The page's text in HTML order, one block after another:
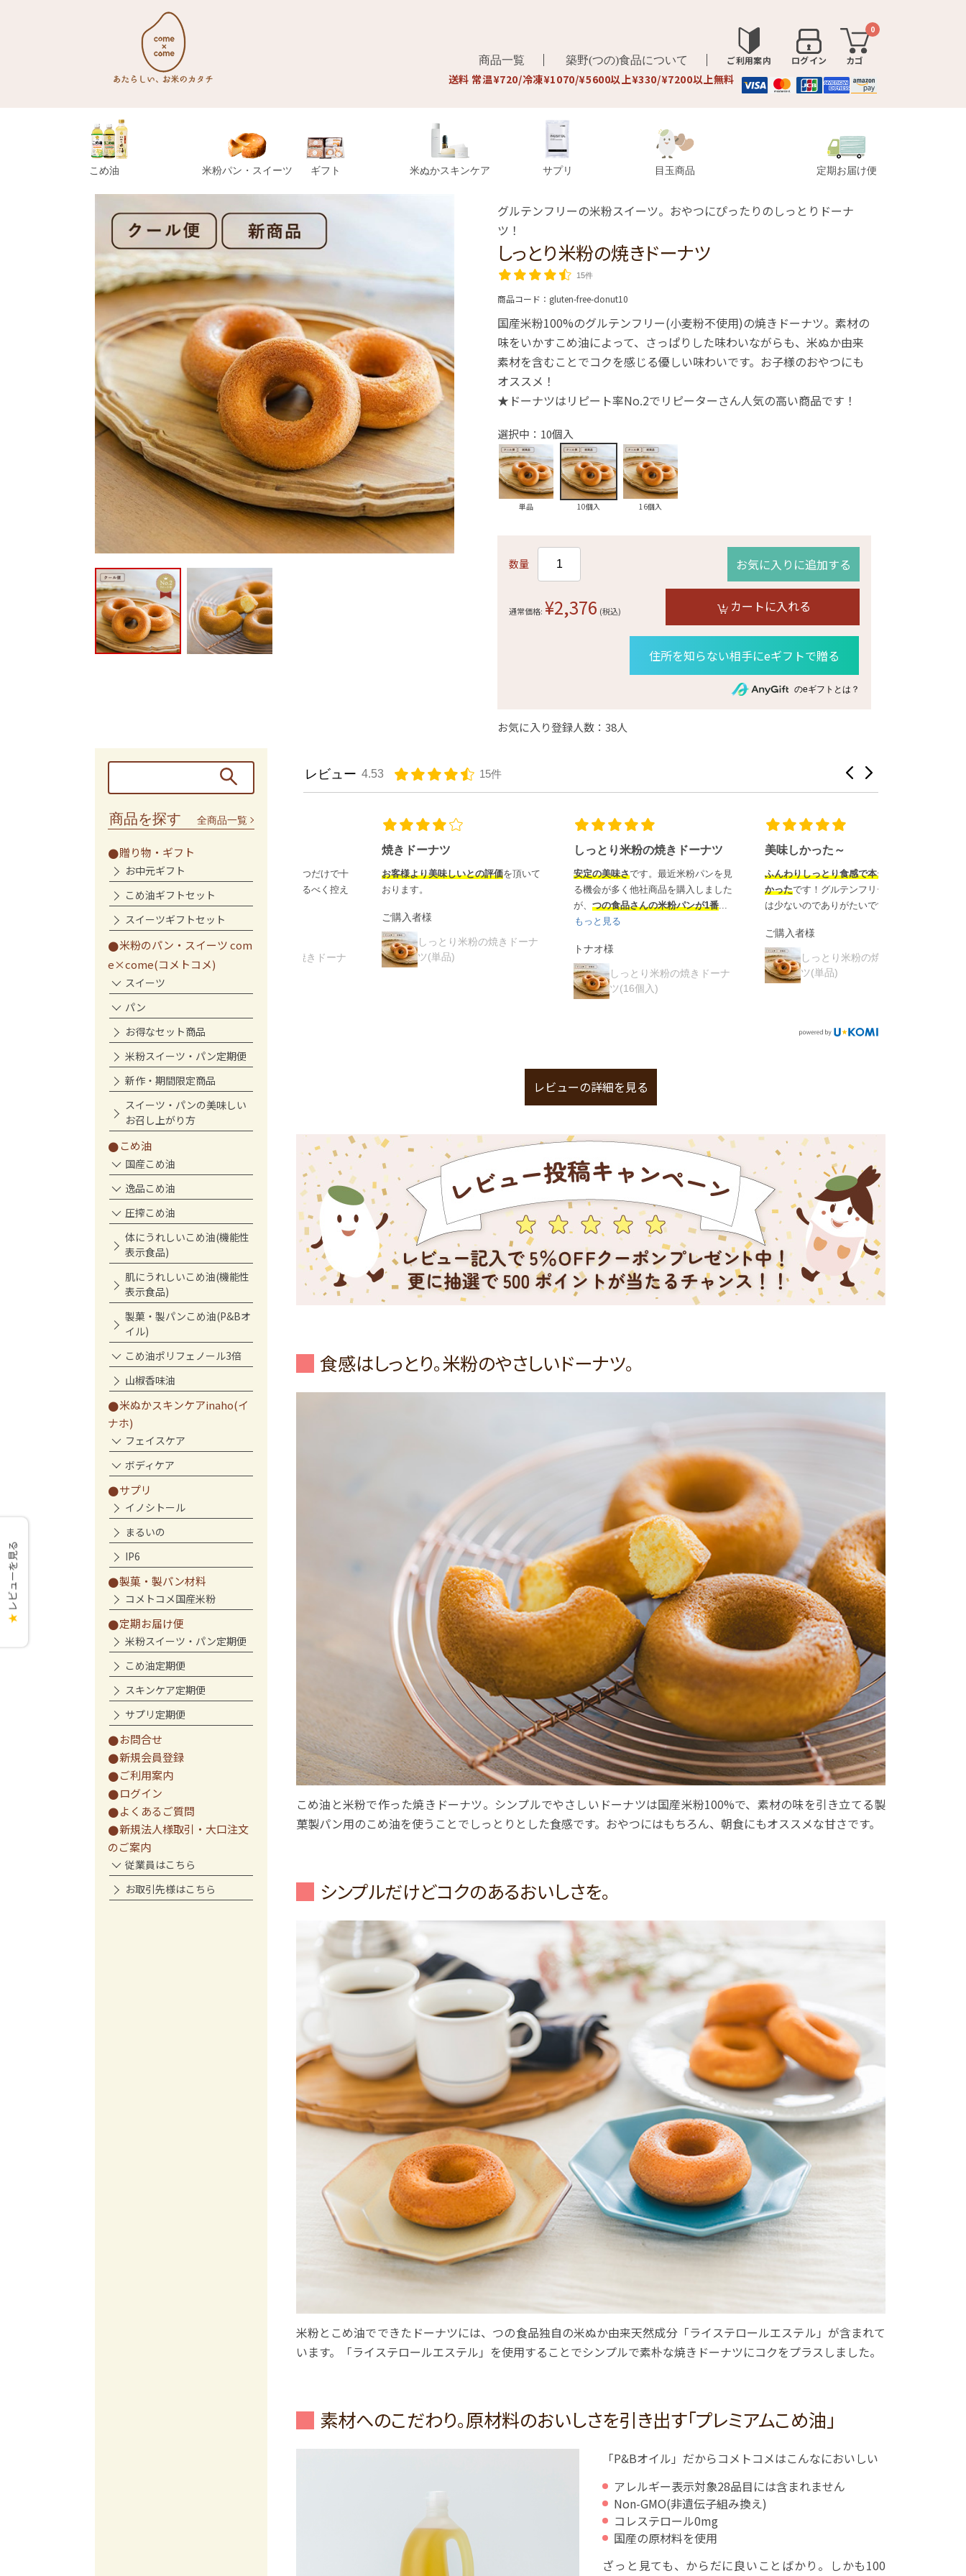
商品一覧 築野(つの)食品について ご利用案内 ログイン カゴ
0
送料 常温¥720/冷凍¥1070/¥5600以上¥330/¥7200以上無料
こめ油 米粉パン・スイーツ ギフト 米ぬかスキンケア サプリ 目玉商品 定期お届け便
グルテンフリーの米粉スイーツ。おやつにぴったりのしっとりドーナ
ツ！
しっとり米粉の焼きドーナツ
15件
商品コード： gluten-free-donut10
国産米粉100%のグルテンフリー(小麦粉不使用)の焼きドーナツ。素材の
味をいかすこめ油によって、さっぱりした味わいながらも、米ぬか由来
素材を含むことでコクを感じる優しい味わいです。お子様のおやつにも
オススメ！
★ドーナツはリピート率No.2でリピーターさん人気の高い商品です！
選択中：10個入
単品 10個入 16個入
数量 お気に入りに追加する
通常価格: ¥2,376 (税込) カートに入れる
住所を知らない相手にeギフトで贈る
のeギフトとは？
お気に入り登録人数：38人
商品を探す 全商品一覧
贈り物・ギフト
お中元ギフト
こめ油ギフトセット
スイーツギフトセット
米粉のパン・スイーツ com
e×come(コメトコメ)
スイーツ
パン
お得なセット商品
米粉スイーツ・パン定期便
新作・期間限定商品
スイーツ・パンの美味しい
お召し上がり方
こめ油
国産こめ油
逸品こめ油
圧搾こめ油
体にうれしいこめ油(機能性
表示食品)
肌にうれしいこめ油(機能性
表示食品)
製菓・製パンこめ油(P&Bオ
イル)
こめ油ポリフェノール3倍
山椒香味油
米ぬかスキンケアinaho(イ
ナホ)
フェイスケア
ボディケア
サプリ
イノシトール
まるいの
IP6
製菓・製パン材料
コメトコメ国産米粉
定期お届け便
米粉スイーツ・パン定期便
こめ油定期便
スキンケア定期便
サプリ定期便
お問合せ
新規会員登録
ご利用案内
ログイン
よくあるご質問
新規法人様取引・大口注文
のご案内
従業員はこちら
お取引先様はこちら
レビュー 4.53 15件
砂糖が…
美味しい！ですが、はちみつだけで十
分です。砂糖入り菓子はなるべく控え
てますので…今後に期待。
ご購入者様
ツ(単品)
焼きドーナツ
お客様より美味しいとの評価を頂いて
おります。
しっとり米粉の焼きドーナ
ツ(単品)
しっとり米粉の焼きドーナツ
安定の美味さ
です。最近米粉パンを見
る機会が多く他社商品を購入しました
つの食品さんの米粉パンが1番...
トナオ様
しっとり米粉の焼きドーナ
ツ(16個入)
美味しかった～
ふんわりしっとり食感で本当に美味し
かったです！グルテンフリーのおやつ
は少ないのでありがたいです。
しっとり米粉の焼きドーナ
ツ(単品)
レビューの詳細を見る
食感はしっとり。米粉のやさしいドーナツ。
こめ油と米粉で作った焼きドーナツ。シンプルでやさしいドーナツは国産米粉100%で、素材の味を引き立てる製
菓製パン用のこめ油を使うことでしっとりとした食感です。おやつにはもちろん、朝食にもオススメな甘さです。
シンプルだけどコクのあるおいしさを。
米粉とこめ油でできたドーナツには、つの食品独自の米ぬか由来天然成分「ライステロールエステル」が含まれて
います。「ライステロールエステル」を使用することでシンプルで素朴な焼きドーナツにコクをプラスしました。
素材へのこだわり。原材料のおいしさを引き出す「プレミアムこめ油」
「P&Bオイル」だからコメトコメはこんなにおいしい
アレルギー表示対象28品目には含まれません
Non-GMO(非遺伝子組み換え)
コレステロール0mg
国産の原材料を使用
ざっと見ても、からだに良いことばかり。しかも100
★
レビューを見る